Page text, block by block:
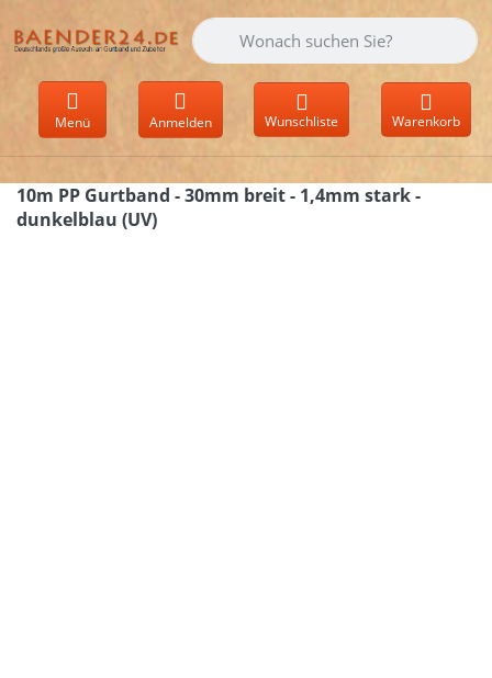
Geben Sie einen Suchbegriff ein.
Menü Anmelden Wunschliste Warenkorb
10m PP Gurtband - 30mm breit - 1,4mm stark -
dunkelblau (UV)